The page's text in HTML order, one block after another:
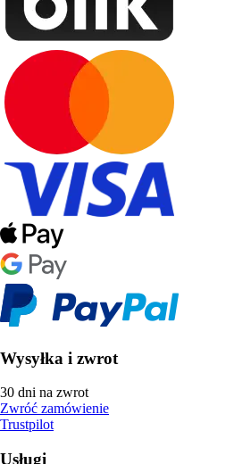
Wysyłka i zwrot
30 dni na zwrot
Zwróć zamówienie
Trustpilot
Usługi